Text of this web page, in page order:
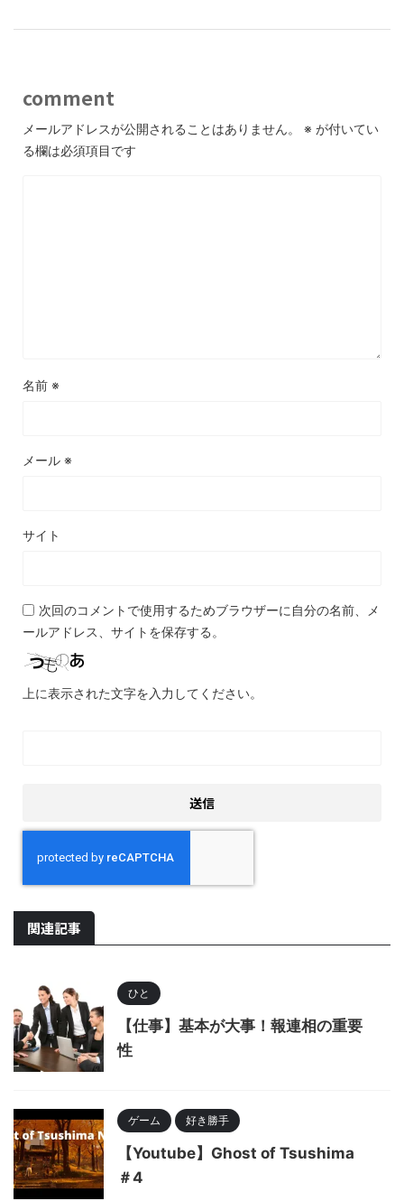
comment
メールアドレスが公開されることはありません。 ※ が付いてい
る欄は必須項目です
名前 ※
メール ※
サイト
次回のコメントで使用するためブラウザーに自分の名前、メ
ールアドレス、サイトを保存する。
上に表示された文字を入力してください。
関連記事
ひと
【仕事】基本が大事！報連相の重要
性
ゲーム 好き勝手
【Youtube】Ghost of Tsushima
＃4